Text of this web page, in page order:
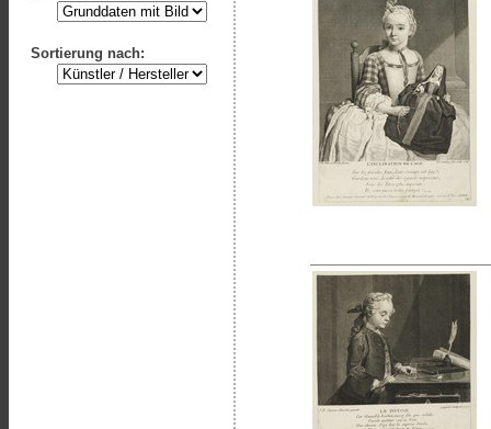
Sortierung nach: